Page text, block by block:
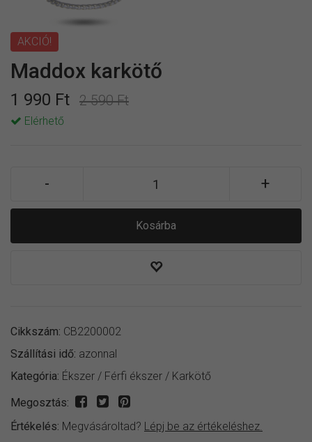
AKCIÓ!
Maddox karkötő
1 990 Ft 2 590 Ft
Elérhető
Kosárba
Cikkszám: CB2200002
Szállítási idő: azonnal
Kategória: Ékszer / Férfi ékszer / Karkötő
Megosztás:
Értékelés: Megvásároltad? Lépj be az értékeléshez.